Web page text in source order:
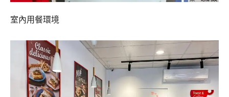
室內用餐環境